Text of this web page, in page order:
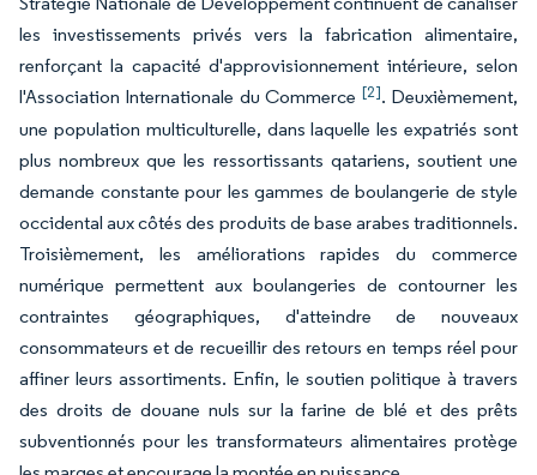
les investissements privés vers la fabrication alimentaire,
renforçant la capacité d'approvisionnement intérieure, selon
l'Association Internationale du Commerce [2]. Deuxièmement,
une population multiculturelle, dans laquelle les expatriés sont
plus nombreux que les ressortissants qatariens, soutient une
demande constante pour les gammes de boulangerie de style
occidental aux côtés des produits de base arabes traditionnels.
Troisièmement, les améliorations rapides du commerce
numérique permettent aux boulangeries de contourner les
contraintes géographiques, d'atteindre de nouveaux
consommateurs et de recueillir des retours en temps réel pour
affiner leurs assortiments. Enfin, le soutien politique à travers
des droits de douane nuls sur la farine de blé et des prêts
subventionnés pour les transformateurs alimentaires protège